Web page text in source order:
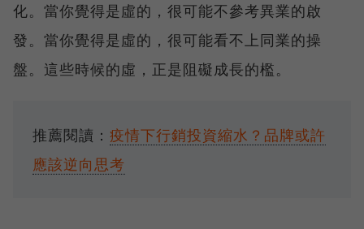
化。當你覺得是虛的，很可能不參考異業的啟
發。當你覺得是虛的，很可能看不上同業的操
盤。這些時候的虛，正是阻礙成長的檻。
推薦閱讀： 疫情下行銷投資縮水？品牌或許
應該逆向思考